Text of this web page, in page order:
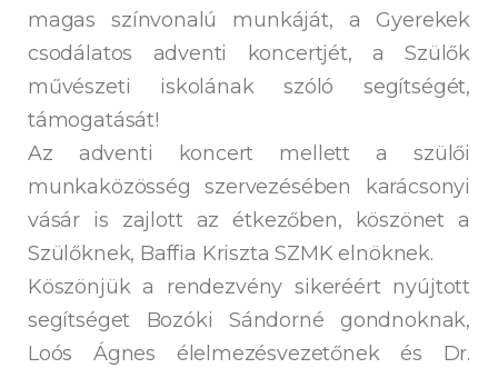
magas színvonalú munkáját, a Gyerekek
csodálatos adventi koncertjét, a Szülők
művészeti iskolának szóló segítségét,
támogatását!
Az adventi koncert mellett a szülői
munkaközösség szervezésében karácsonyi
vásár is zajlott az étkezőben, köszönet a
Szülőknek, Baffia Kriszta SZMK elnöknek.
Köszönjük a rendezvény sikeréért nyújtott
segítséget Bozóki Sándorné gondnoknak,
Loós Ágnes élelmezésvezetőnek és Dr.